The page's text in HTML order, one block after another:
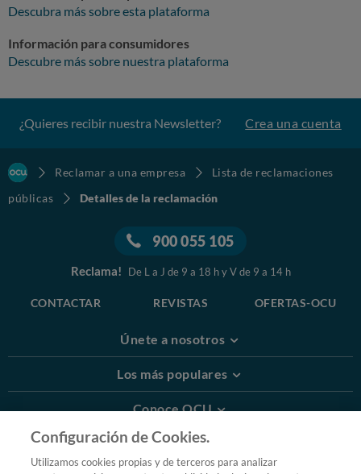
Descubra más sobre esta plataforma
Información para consumidores
Descubre más sobre nuestra plataforma
¿Quieres recibir nuestra Newsletter? Crea una cuenta
Reclamar a una empresa
Lista de reclamaciones
públicas
Detalles de la reclamación
900 055 105
Reclama! De L a J de 9 a 18 h y V de 9 a 14 h
CONTACTAR REVISTAS OFERTAS-OCU
Únete a nosotros
Los más populares
Conoce OCU
Más Información
Configuración de Cookies.
Utilizamos cookies propias y de terceros para analizar